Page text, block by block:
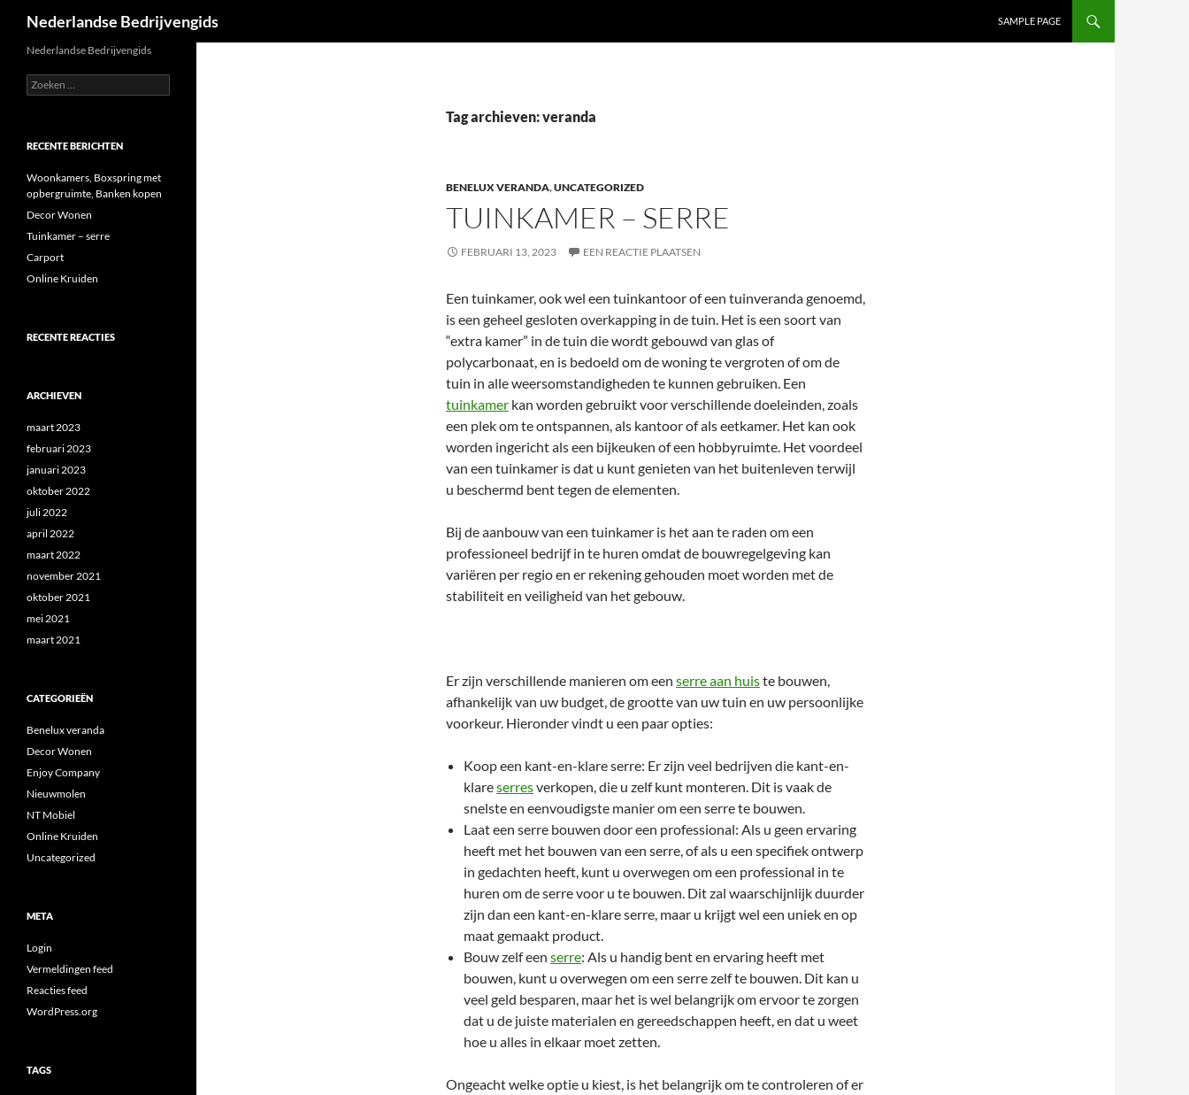
Nederlandse Bedrijvengids SAMPLE PAGE
Tag archieven: veranda
BENELUX VERANDA,UNCATEGORIZED
TUINKAMER – SERRE
FEBRUARI 13, 2023 EEN REACTIE PLAATSEN
Een tuinkamer, ook wel een tuinkantoor of een tuinveranda genoemd,
is een geheel gesloten overkapping in de tuin. Het is een soort van
“extra kamer” in de tuin die wordt gebouwd van glas of
polycarbonaat, en is bedoeld om de woning te vergroten of om de
tuin in alle weersomstandigheden te kunnen gebruiken. Een
tuinkamer kan worden gebruikt voor verschillende doeleinden, zoals
een plek om te ontspannen, als kantoor of als eetkamer. Het kan ook
worden ingericht als een bijkeuken of een hobbyruimte. Het voordeel
van een tuinkamer is dat u kunt genieten van het buitenleven terwijl
u beschermd bent tegen de elementen.
Bij de aanbouw van een tuinkamer is het aan te raden om een
professioneel bedrijf in te huren omdat de bouwregelgeving kan
variëren per regio en er rekening gehouden moet worden met de
stabiliteit en veiligheid van het gebouw.
Er zijn verschillende manieren om een serre aan huiste bouwen,
afhankelijk van uw budget, de grootte van uw tuin en uw persoonlijke
voorkeur. Hieronder vindt u een paar opties:
Koop een kant-en-klare serre: Er zijn veel bedrijven die kant-en-
klareserresverkopen, die u zelf kunt monteren. Dit is vaak de
snelste en eenvoudigste manier om een serre te bouwen.
Laat een serre bouwen door een professional: Als u geen ervaring
heeft met het bouwen van een serre, of als u een specifiek ontwerp
in gedachten heeft, kunt u overwegen om een professional in te
huren om de serre voor u te bouwen. Dit zal waarschijnlijk duurder
zijn dan een kant-en-klare serre, maar u krijgt wel een uniek en op
maat gemaakt product.
Bouw zelf een serre: Als u handig bent en ervaring heeft met
bouwen, kunt u overwegen om een serre zelf te bouwen. Dit kan u
veel geld besparen, maar het is wel belangrijk om ervoor te zorgen
dat u de juiste materialen en gereedschappen heeft, en dat u weet
hoe u alles in elkaar moet zetten.
Ongeacht welke optie u kiest, is het belangrijk om te controleren of er
Nederlandse Bedrijvengids
Zoeken
naar:
RECENTE BERICHTEN
Woonkamers, Boxspring met
opbergruimte, Banken kopen
Decor Wonen
Tuinkamer – serre
Carport
Online Kruiden
RECENTE REACTIES
ARCHIEVEN
maart 2023
februari 2023
januari 2023
oktober 2022
juli 2022
april 2022
maart 2022
november 2021
oktober 2021
mei 2021
maart 2021
CATEGORIEËN
Benelux veranda
Decor Wonen
Enjoy Company
Nieuwmolen
NT Mobiel
Online Kruiden
Uncategorized
META
Login
Vermeldingen feed
Reacties feed
WordPress.org
TAGS